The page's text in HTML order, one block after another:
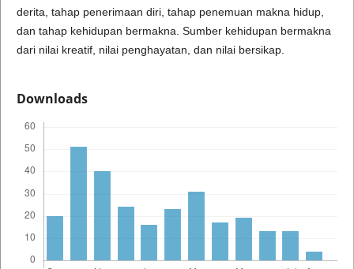
derita, tahap penerimaan diri, tahap penemuan makna hidup,
dan tahap kehidupan bermakna. Sumber kehidupan bermakna
dari nilai kreatif, nilai penghayatan, dan nilai bersikap.
Downloads